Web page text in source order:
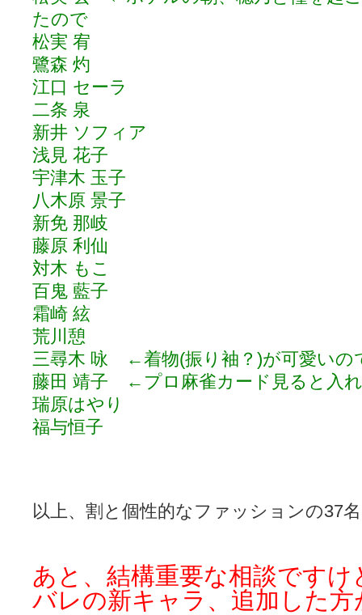
たので
松実 宥
鷺森 灼
江口 セーラ
二条 泉
新井 ソフィア
浅見 花子
宇津木 玉子
八木原 景子
新免 那岐
藤原 利仙
対木 もこ
百鬼 藍子
霜崎 絃
荒川憩
三尋木 咏 ←着物(振り袖？)が可愛いの
藤田 靖子 ←プロ麻雀カード見ると入
瑞原はやり
福与恒子
以上、割と個性的なファッションの37
あと、結構重要な相談ですけ
バレの新キャラ、追加した